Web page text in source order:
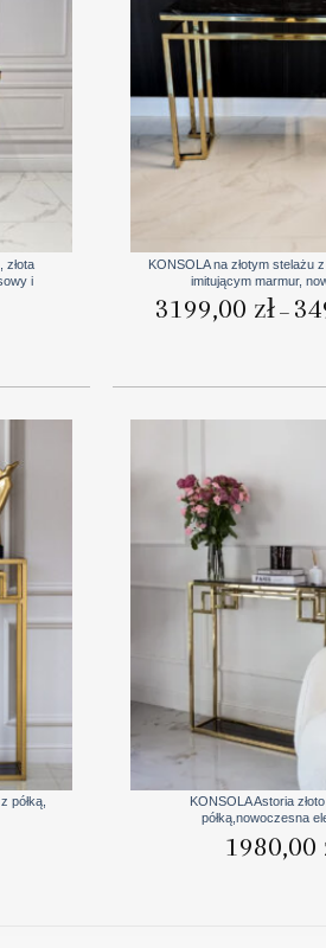
złota
i
KONSOLA na złotym stelażu
imitującym marmur,
3199,00 zł –
półką,
KONSOLA Astoria
półką,nowoczesna
1980,00